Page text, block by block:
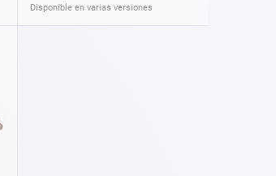
Disponible en varias versiones